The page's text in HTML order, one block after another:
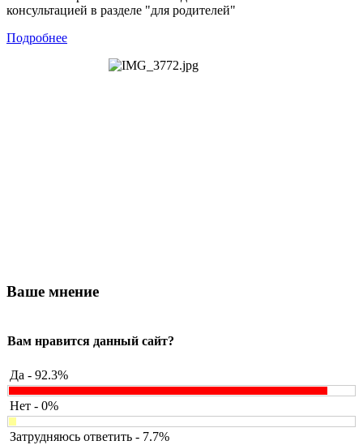
консультацией в разделе "для родителей"
Подробнее
Ваше мнение
Вам нравится данный сайт?
Да - 92.3%
Нет - 0%
Затрудняюсь ответить - 7.7%